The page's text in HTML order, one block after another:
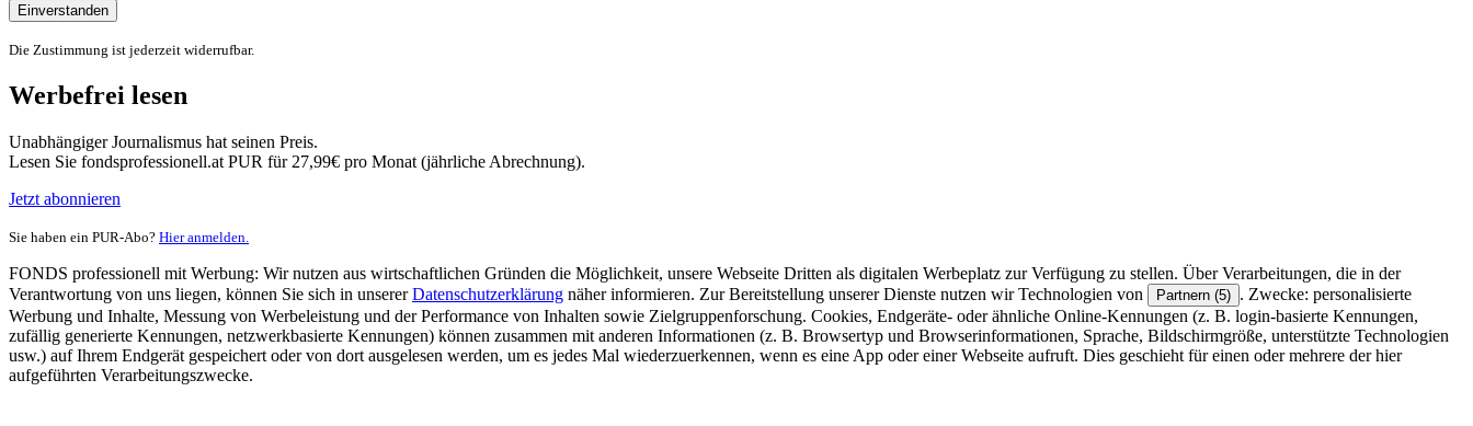
Einverstanden
Die Zustimmung ist jederzeit widerrufbar.
Werbefrei lesen
Unabhängiger Journalismus hat seinen Preis.
Lesen Sie fondsprofessionell.at PUR für 27,99€ pro Monat (jährliche Abrechnung).
Jetzt abonnieren
Sie haben ein PUR-Abo? Hier anmelden.
FONDS professionell mit Werbung: Wir nutzen aus wirtschaftlichen Gründen die Möglichkeit, unsere Webseite Dritten als digitalen Werbeplatz zur Verfügung zu stellen. Über Verarbeitungen, die in der
Verantwortung von uns liegen, können Sie sich in unsererDatenschutzerklärung näher informieren. Zur Bereitstellung unserer Dienste nutzen wir Technologien von Partnern (5) . Zwecke: personalisierte
Werbung und Inhalte, Messung von Werbeleistung und der Performance von Inhalten sowie Zielgruppenforschung. Cookies, Endgeräte- oder ähnliche Online-Kennungen (z. B. login-basierte Kennungen,
zufällig generierte Kennungen, netzwerkbasierte Kennungen) können zusammen mit anderen Informationen (z. B. Browsertyp und Browserinformationen, Sprache, Bildschirmgröße, unterstützte Technologien
usw.) auf Ihrem Endgerät gespeichert oder von dort ausgelesen werden, um es jedes Mal wiederzuerkennen, wenn es eine App oder einer Webseite aufruft. Dies geschieht für einen oder mehrere der hier
aufgeführten Verarbeitungszwecke.